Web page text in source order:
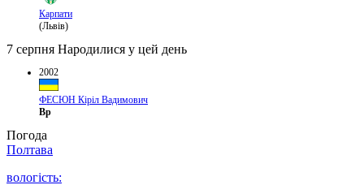
Карпати
(Львів)
7 серпня Народилися у цей день
2002
ФЕСЮН Кіріл Вадимович
Вр
Погода
Полтава
вологість: